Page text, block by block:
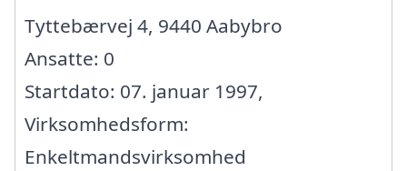
Tyttebærvej 4, 9440 Aabybro
Ansatte: 0
Startdato: 07. januar 1997,
Virksomhedsform:
Enkeltmandsvirksomhed